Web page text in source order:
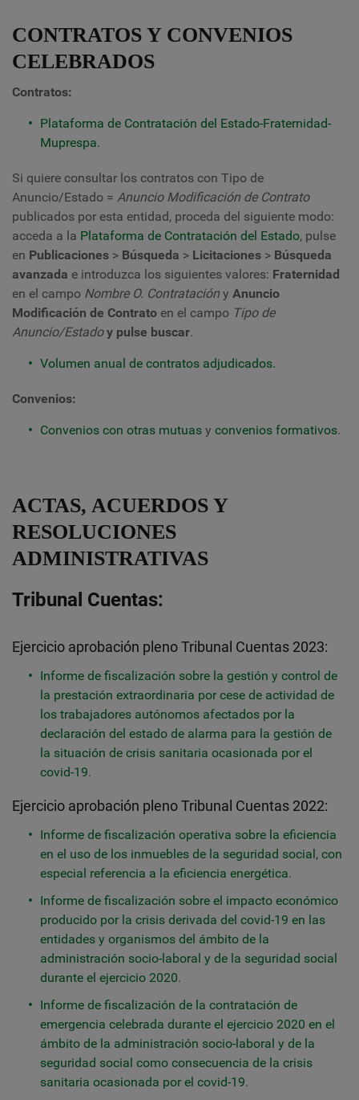
CONTRATOS Y CONVENIOS
CELEBRADOS
Contratos:
Plataforma de Contratación del Estado-Fraternidad-
Muprespa.
Si quiere consultar los contratos con Tipo de
Anuncio/Estado = Anuncio Modificación de Contrato
publicados por esta entidad, proceda del siguiente modo:
acceda a la Plataforma de Contratación del Estado, pulse
en Publicaciones > Búsqueda > Licitaciones > Búsqueda
avanzada e introduzca los siguientes valores: Fraternidad
en el campo Nombre O. Contratación y Anuncio
Modificación de Contrato en el campo Tipo de
Anuncio/Estado y pulse buscar.
Volumen anual de contratos adjudicados.
Convenios:
Convenios con otras mutuas y convenios formativos.
ACTAS, ACUERDOS Y
RESOLUCIONES
ADMINISTRATIVAS
Tribunal Cuentas:
Ejercicio aprobación pleno Tribunal Cuentas 2023:
Informe de fiscalización sobre la gestión y control de
la prestación extraordinaria por cese de actividad de
los trabajadores autónomos afectados por la
declaración del estado de alarma para la gestión de
la situación de crisis sanitaria ocasionada por el
covid-19.
​​Ejercicio aprobación pleno Tribunal Cuentas 2022:
Informe de fiscalización operativa sobre la eficiencia
en el uso de los inmuebles de la seguridad social, con
especial referencia a la eficiencia energética.
Informe de fiscalización sobre el impacto económico
producido por la crisis derivada del covid-19 en las
entidades y organismos del ámbito de la
administración socio-laboral y de la seguridad social
durante el ejercicio 2020.
Informe de fiscalización de la contratación de
emergencia celebrada durante el ejercicio 2020 en el
ámbito de la administración socio-laboral y de la
seguridad social como consecuencia de la crisis
sanitaria ocasionada por el covid-19.